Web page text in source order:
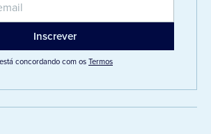
concordando com osTermos